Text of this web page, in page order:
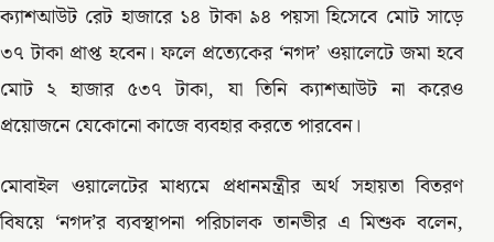
ক্যাশআউট রেট হাজারে ১৪ টাকা ৯৪ পয়সা হিসেবে মোট সাড়ে
৩৭ টাকা প্রাপ্ত হবেন। ফলে প্রত্যেকের ‘নগদ’ ওয়ালেটে জমা হবে
মোট ২ হাজার ৫৩৭ টাকা, যা তিনি ক্যাশআউট না করেও
প্রয়োজনে যেকোনো কাজে ব্যবহার করতে পারবেন।
মোবাইল ওয়ালেটের মাধ্যমে প্রধানমন্ত্রীর অর্থ সহায়তা বিতরণ
বিষয়ে ‘নগদ’র ব্যবস্থাপনা পরিচালক তানভীর এ মিশুক বলেন,